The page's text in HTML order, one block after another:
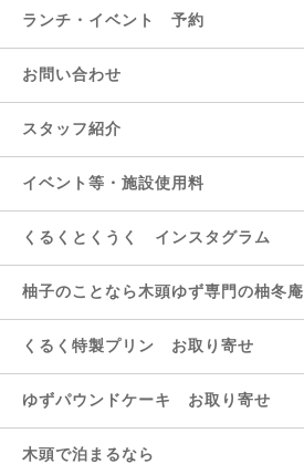
ランチ・イベント 予約
お問い合わせ
スタッフ紹介
イベント等・施設使用料
くるくとくうく インスタグラム
柚子のことなら木頭ゆず専門の柚冬庵
くるく特製プリン お取り寄せ
ゆずパウンドケーキ お取り寄せ
木頭で泊まるなら